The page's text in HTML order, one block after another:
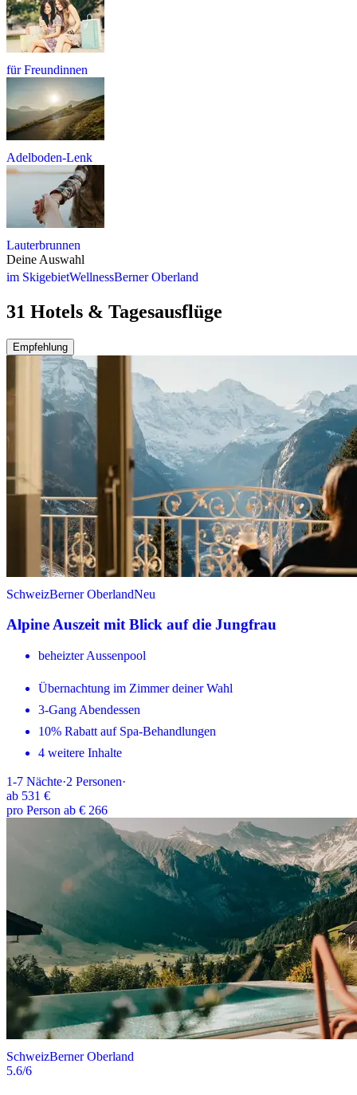
für Freundinnen
Adelboden-Lenk
Lauterbrunnen
Deine Auswahl
im SkigebietWellnessBerner Oberland
31 Hotels & Tagesausflüge
Empfehlung
SchweizBerner OberlandNeu
Alpine Auszeit mit Blick auf die Jungfrau
beheizter Aussenpool
Übernachtung im Zimmer deiner Wahl
3-Gang Abendessen
10% Rabatt auf Spa-Behandlungen
4 weitere Inhalte
1-7 Nächte·2 Personen·
ab 531 €
pro Person ab € 266
SchweizBerner Oberland
5.6/6